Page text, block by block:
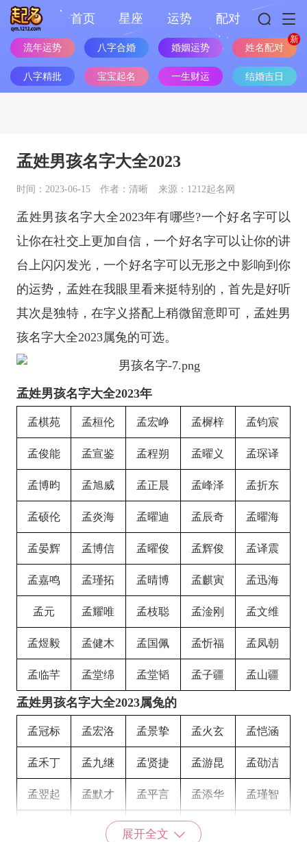
首页 星座 运势 配对
流年运势 八字合婚 婚姻运势 姓名配对
八字精批 宝宝起名 一生财运 结婚吉日
孟姓男孩名字大全2023
时间：2023-06-15 作者：清晰 来源：1212起名网
孟姓男孩名字大全2023年有哪些?一个好名字可以
让你在社交上更加自信，一个好名字可以让你的讲
台上闪闪发光，一个好名字可以无形之中影响到你
的运势，孟姓在我眼里看来挺特别的，首先是好听
其次是独特，在字义搭配上稍微留意即可，孟姓男
孩名字大全2023属兔的可选。
孟姓男孩名字大全2023年
孟棋苑 孟桓伦 孟宏峥 孟樨梓 孟钧宸
孟俊能 孟宣鉴 孟程朔 孟曜义 孟琛译
孟博昀 孟旭威 孟正晨 孟峰泽 孟折东
孟硕伦 孟炎海 孟曜迪 孟辰奇 孟曜海
孟晏辉 孟博信 孟曜俊 孟辉俊 孟译震
孟嘉鸣 孟瑾拓 孟晴博 孟麒寅 孟迅海
孟元 孟耀唯 孟枝聪 孟淦刚 孟文维
孟煜毅 孟健木 孟国佩 孟忻福 孟凤朝
孟临芊 孟堂绵 孟堂韬 孟子疆 孟山疆
孟姓男孩名字大全2023属兔的
孟冠标 孟宏洛 孟景挚 孟火玄 孟恺涵
孟禾丁 孟九继 孟贤捷 孟游昆 孟劭洁
孟翌起 孟默才 孟平言 孟添华 孟瑾智
孟宥诺 孟梓钵 孟敬阳
展开全文